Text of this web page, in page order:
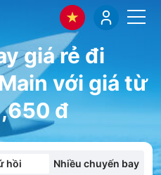
giá rẻ đi
với giá từ
đ
hồi Nhiều chuyến bay